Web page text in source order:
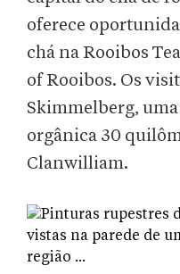
oferece
chá na Rooibos
of Rooibos. Os
Skimmelberg,
orgânica 30
Clanwilliam.